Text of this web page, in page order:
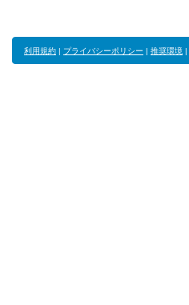
利用規約 | プライバシーポリシー | 推奨環境 |